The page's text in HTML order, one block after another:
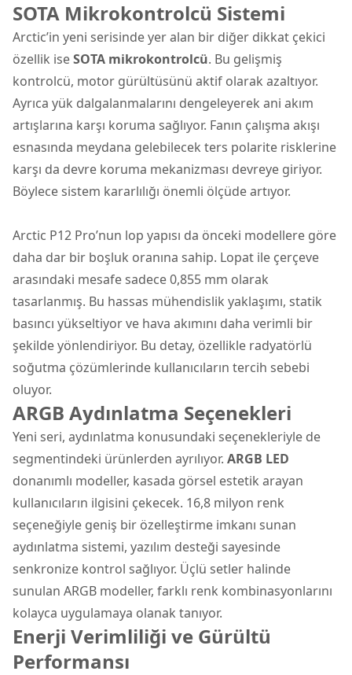
SOTA Mikrokontrolcü Sistemi
Arctic’in yeni serisinde yer alan bir diğer dikkat çekici
özellik iseSOTA mikrokontrolcü. Bu gelişmiş
kontrolcü, motor gürültüsünü aktif olarak azaltıyor.
Ayrıca yük dalgalanmalarını dengeleyerek ani akım
artışlarına karşı koruma sağlıyor. Fanın çalışma akışı
esnasında meydana gelebilecek ters polarite risklerine
karşı da devre koruma mekanizması devreye giriyor.
Böylece sistem kararlılığı önemli ölçüde artıyor.
Arctic P12 Pro’nun lop yapısı da önceki modellere göre
daha dar bir boşluk oranına sahip. Lopat ile çerçeve
arasındaki mesafe sadece 0,855 mm olarak
tasarlanmış. Bu hassas mühendislik yaklaşımı, statik
basıncı yükseltiyor ve hava akımını daha verimli bir
şekilde yönlendiriyor. Bu detay, özellikle radyatörlü
soğutma çözümlerinde kullanıcıların tercih sebebi
oluyor.
ARGB Aydınlatma Seçenekleri
Yeni seri, aydınlatma konusundaki seçenekleriyle de
segmentindeki ürünlerden ayrılıyor. ARGB LED
donanımlı modeller, kasada görsel estetik arayan
kullanıcıların ilgisini çekecek. 16,8 milyon renk
seçeneğiyle geniş bir özelleştirme imkanı sunan
aydınlatma sistemi, yazılım desteği sayesinde
senkronize kontrol sağlıyor. Üçlü setler halinde
sunulan ARGB modeller, farklı renk kombinasyonlarını
kolayca uygulamaya olanak tanıyor.
Enerji Verimliliği ve Gürültü
Performansı